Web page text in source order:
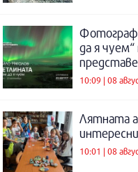
да я
10:09 | 08
Лятната
10:01 | 08